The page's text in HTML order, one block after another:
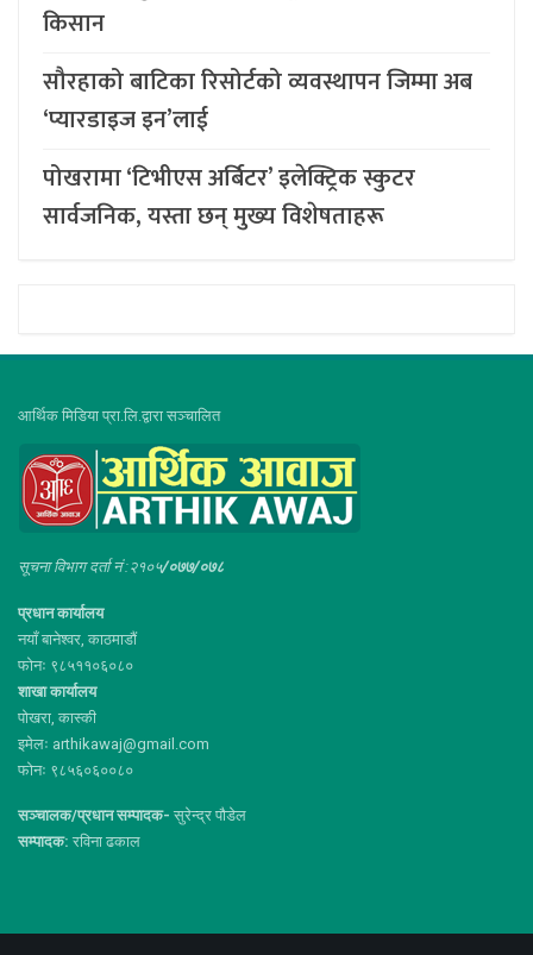
किसान
सौरहाको बाटिका रिसोर्टको व्यवस्थापन जिम्मा अब
‘प्यारडाइज इन’लाई
पोखरामा ‘टिभीएस अर्बिटर’ इलेक्ट्रिक स्कुटर
सार्वजनिक, यस्ता छन् मुख्य विशेषताहरू
आर्थिक मिडिया प्रा.लि.द्वारा सञ्चालित
सूचना विभाग दर्ता नं :२१०५/०७७/०७८
प्रधान कार्यालय
नयाँ बानेश्वर, काठमाडौं
फोनः ९८५११०६०८०
शाखा कार्यालय
पोखरा, कास्की
इमेलः arthikawaj@gmail.com
फोनः ९८५६०६००८०
सञ्चालक/प्रधान सम्पादक- सुरेन्द्र पौडेल
सम्पादक: रविना ढकाल